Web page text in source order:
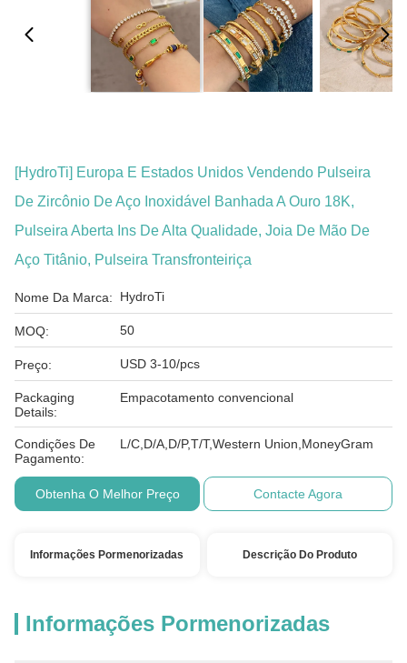
[HydroTi] Europa E Estados Unidos Vendendo Pulseira
De Zircônio De Aço Inoxidável Banhada A Ouro 18K,
Pulseira Aberta Ins De Alta Qualidade, Joia De Mão De
Aço Titânio, Pulseira Transfronteiriça
Nome Da Marca: HydroTi
MOQ: 50
Preço: USD 3-10/pcs
Packaging
Details:
Empacotamento convencional
Condições De
Pagamento:
L/C,D/A,D/P,T/T,Western Union,MoneyGram
Obtenha O Melhor Preço Contacte Agora
Informações Pormenorizadas Descrição Do Produto
Informações Pormenorizadas